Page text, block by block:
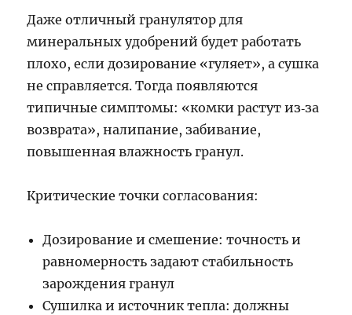
Даже отличный гранулятор для
минеральных удобрений будет работать
плохо, если дозирование «гуляет», а сушка
не справляется. Тогда появляются
типичные симптомы: «комки растут из‑за
возврата», налипание, забивание,
повышенная влажность гранул.
Критические точки согласования:
Дозирование и смешение: точность и
равномерность задают стабильность
зарождения гранул
Сушилка и источник тепла: должны